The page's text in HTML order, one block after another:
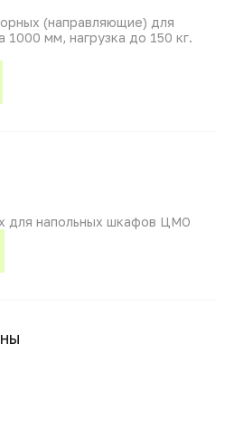
(направляющие) для
1000 мм, нагрузка до 150 кг.
для напольных шкафов ЦМО